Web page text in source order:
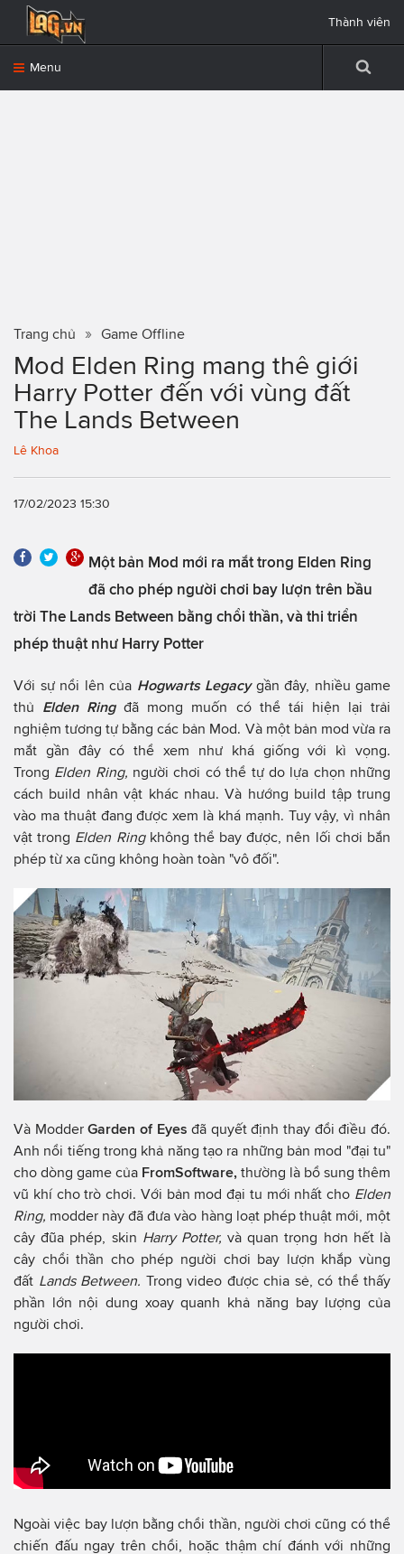
Menu
Thành viên
Trang chủ Game Offline
Mod Elden Ring mang thê giới
Harry Potter đến với vùng đất
The Lands Between
Lê Khoa
17/02/2023 15:30
Một bản Mod mới ra mắt trong Elden Ring
đã cho phép người chơi bay lượn trên bầu
trời The Lands Between bằng chổi thần, và thi triển
phép thuật như Harry Potter
Với sự nổi lên của Hogwarts Legacygần đây, nhiều game
thủ Elden Ringđã mong muốn có thể tái hiện lại trải
nghiệm tương tự bằng các bản Mod. Và một bản mod vừa ra
mắt gần đây có thể xem như khá giống với kì vọng.
Trong Elden Ring, người chơi có thể tự do lựa chọn những
cách build nhân vật khác nhau. Và hướng build tập trung
vào ma thuật đang được xem là khá mạnh. Tuy vậy, vì nhân
vật trong Elden Ringkhông thể bay được, nên lối chơi bắn
phép từ xa cũng không hoàn toàn "vô đối".
Và ModderGarden of Eyes đã quyết định thay đổi điều đó.
Anh nổi tiếng trong khả năng tạo ra những bản mod "đại tu"
cho dòng game của FromSoftware, thường là bổ sung thêm
vũ khí cho trò chơi. Với bản mod đại tu mới nhất cho Elden
Ring, modder này đã đưa vào hàng loạt phép thuật mới, một
cây đũa phép, skin Harry Potter, và quan trọng hơn hết là
cây chổi thần cho phép người chơi bay lượn khắp vùng
đất Lands Between. Trong video được chia sẻ, có thể thấy
phần lớn nội dung xoay quanh khả năng bay lượng của
người chơi.
Ngoài việc bay lượn bằng chổi thần, người chơi cũng có thể
chiến đấu ngay trên chổi, hoặc thậm chí đánh với những